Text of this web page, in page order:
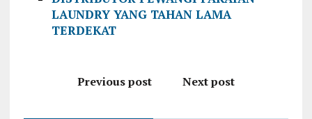
LAUNDRY YANG TAHAN LAMA
TERDEKAT
Previous post Next post